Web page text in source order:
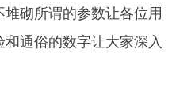
砌所谓的参数让各位用
通俗的数字让大家深入